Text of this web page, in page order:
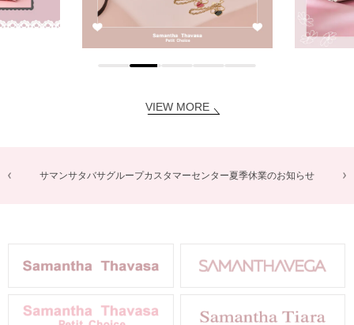
VIEW MORE
商品に関するお詫びとお知らせ